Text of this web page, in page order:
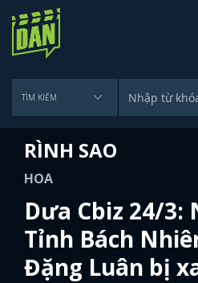
RÌNH SAO
HOA
Dưa Cbiz 24/3:
Tỉnh Bách
Đặng Luân bị